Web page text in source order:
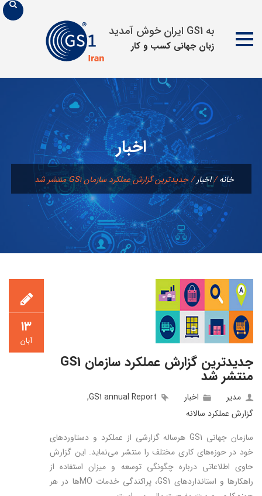
به GS1 ایران خوش آمدید
زبان جهانی كسب و كار
محتوا
اخبار
خانه/اخبار/جدیدترین گزارش عملکرد سازمان GS1 منتشر شد
۱۳
آبان
جدیدترین گزارش عملکرد سازمان GS1
منتشر شد
مدیر اخبار GS1 annual Report
,
گزارش عملكرد سالانه
سازمان جهانی GS1 هرساله گزارشی از عملکرد و دستاوردهای
خود در حوزه‌های کاری مختلف را منتشر می‌نماید. این گزارش
حاوی اطلاعاتی درباره چگونگی توسعه و میزان استفاده از
راهکارها و استانداردهای GS1، پراکندگی خدمات MOها در هر